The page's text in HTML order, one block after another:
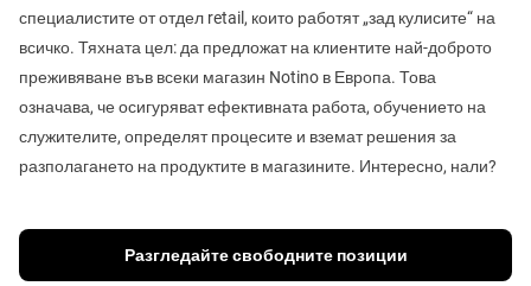
специалистите от отдел retail, които работят „зад кулисите“ на
всичко. Тяхната цел: да предложат на клиентите най-доброто
преживяване във всеки магазин Notino в Европа. Това
означава, че осигуряват ефективната работа, обучението на
служителите, определят процесите и вземат решения за
разполагането на продуктите в магазините. Интересно, нали?
Разгледайте свободните позиции